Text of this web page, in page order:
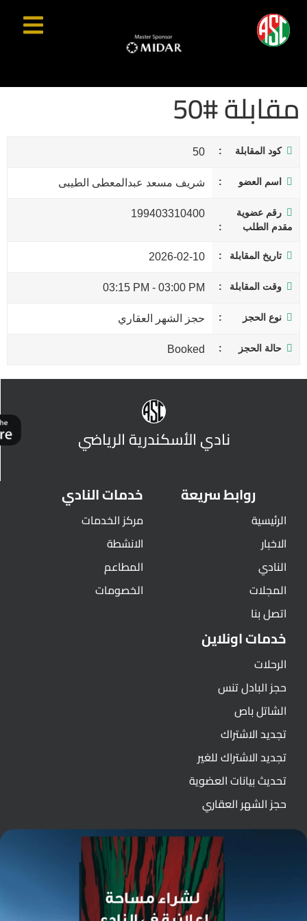
مقابلة #50
كود المقابلة 50
اسم العضو شريف مسعد عبدالمعطى الطيبى
رقم عضوية
مقدم الطلب
199403310400
تاريخ المقابلة 2026-02-10
وقت المقابلة 03:00 PM
-
03:15 PM
نوع الحجز حجز الشهر العقاري
حالة الحجز Booked
نادي الأسكندرية الرياضي
روابط سريعة
الرئيسية
الاخبار
النادي
المجلات
اتصل بنا
خدمات النادي
مركز الخدمات
الانشطة
المطاعم
الخصومات
خدمات اونلاين
الرحلات
حجز البادل تنس
الشاتل باص
تجديد الاشتراك
تجديد الاشتراك للغير
تحديث بيانات العضوية
حجز الشهر العقاري